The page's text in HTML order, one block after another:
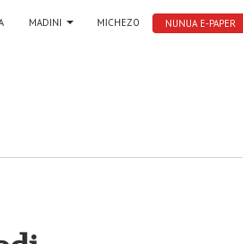
MADINI MICHEZO NUNUA E-PAPER